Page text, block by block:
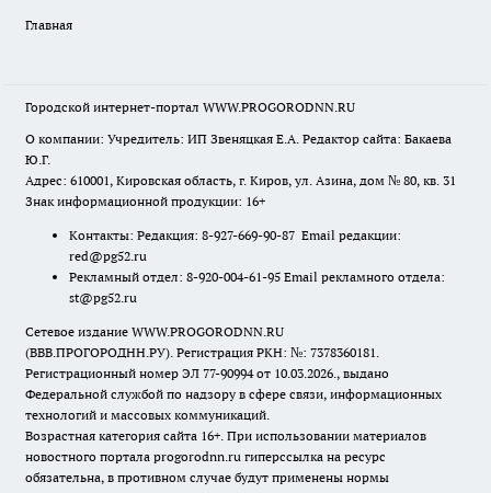
Главная
Городской интернет-портал WWW.PROGORODNN.RU
О компании: Учредитель: ИП Звеняцкая Е.А. Редактор сайта: Бакаева
Ю.Г.
Адрес: 610001, Кировская область, г. Киров, ул. Азина, дом № 80, кв. 31
Знак информационной продукции: 16+
Контакты: Редакция: 8-927-669-90-87 Email редакции:
red@pg52.ru
Рекламный отдел: 8-920-004-61-95 Email рекламного отдела:
st@pg52.ru
Сетевое издание WWW.PROGORODNN.RU
(ВВВ.ПРОГОРОДНН.РУ). Регистрация РКН: №: 7378360181.
Регистрационный номер ЭЛ 77-90994 от 10.03.2026., выдано
Федеральной службой по надзору в сфере связи, информационных
технологий и массовых коммуникаций.
Возрастная категория сайта 16+. При использовании материалов
новостного портала progorodnn.ru гиперссылка на ресурс
обязательна, в противном случае будут применены нормы